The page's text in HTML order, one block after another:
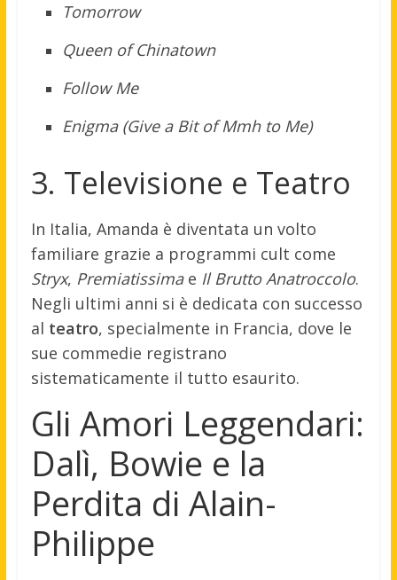
Tomorrow
Queen of Chinatown
Follow Me
Enigma (Give a Bit of Mmh to Me)
3. Televisione e Teatro
In Italia, Amanda è diventata un volto
familiare grazie a programmi cult come
Stryx, Premiatissimae Il Brutto Anatroccolo.
Negli ultimi anni si è dedicata con successo
al teatro, specialmente in Francia, dove le
sue commedie registrano
sistematicamente il tutto esaurito.
Gli Amori Leggendari:
Dalì, Bowie e la
Perdita di Alain-
Philippe